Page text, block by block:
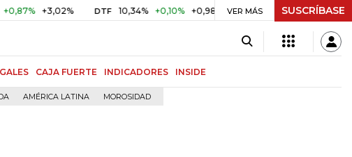
+3,02% DTF 10,34% +0,10% +0,98% UVR $ 416,86 +$ 0,05 +0,01%
VER MÁS SUSCRÍBASE
CAJA FUERTE INDICADORES INSIDE
AMÉRICA LATINA MOROSIDAD